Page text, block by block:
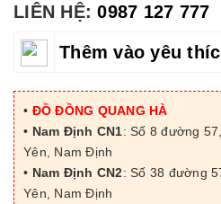
LIÊN HỆ:0987 127 777
Thêm vào yêu
• ĐỒ ĐỒNG QUANG HÀ
• Nam Định CN1: Số 8 đường
Yên, Nam Định
• Nam Định CN2: Số 38 đường
Yên, Nam Định